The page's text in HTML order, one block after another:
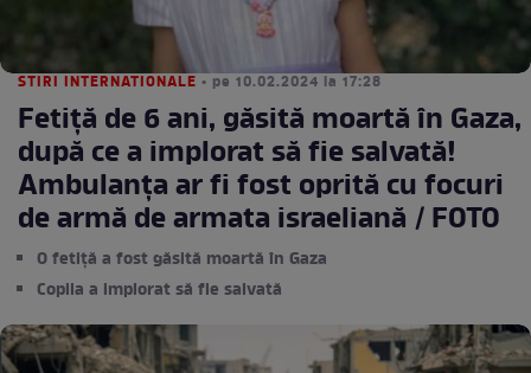
STIRI INTERNATIONALE • pe 10.02.2024 la 17:28
Fetiță de 6 ani, găsită moartă în Gaza,
după ce a implorat să fie salvată!
Ambulanța ar fi fost oprită cu focuri
de armă de armata israeliană / FOTO
O fetiță a fost găsită moartă în Gaza
Copila a implorat să fie salvată